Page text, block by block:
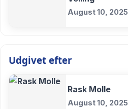
August 10, 2025
Udgivet efter
Rask Molle
August 10, 2025